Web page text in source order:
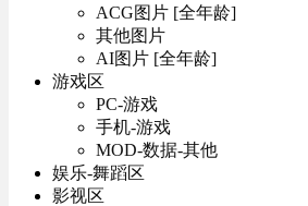
ACG图片 [全年龄]
其他图片
AI图片 [全年龄]
游戏区
PC-游戏
手机-游戏
MOD-数据-其他
娱乐-舞蹈区
影视区